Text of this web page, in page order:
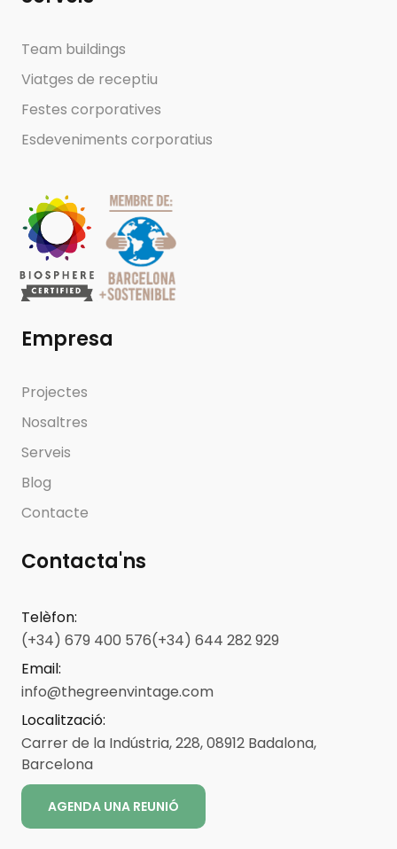
Team buildings
Viatges de receptiu
Festes corporatives
Esdeveniments corporatius
Empresa
Projectes
Nosaltres
Serveis
Blog
Contacte
Contacta'ns
Telèfon:
(+34) 679 400 576(+34) 644 282 929
Email:
info@thegreenvintage.com
Localització:
Carrer de la Indústria, 228, 08912 Badalona,
Barcelona
AGENDA UNA REUNIÓ